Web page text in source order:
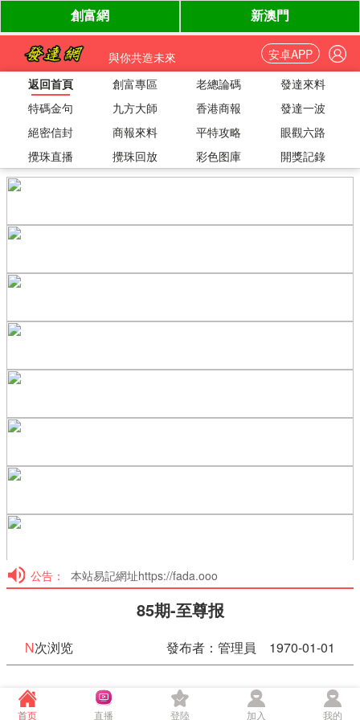
與你共造未來
安卓APP
返回首頁
創富專區 老總論碼
發達來料
特碼金句
九方大師 香港商報
發達一波
絕密信封
商報來料 平特攻略
眼觀六路
攪珠直播
攪珠回放 彩色图庫 開獎記錄
公告： 本站易記網址https://fada.ooo
85期-至尊报
N次浏览 發布者：管理員 1970-01-01
85期-至尊报
首页 直播 登陸 加入 我的